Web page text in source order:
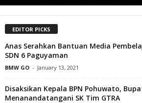
EDITOR PICKS
Anas Serahkan Bantuan Media
SDN 6 Paguyaman
BMW GO - January 13, 2021
Disaksikan Kepala BPN Pohuwato,
Menanandatangani SK Tim GTRA